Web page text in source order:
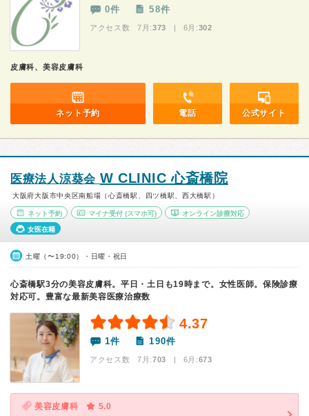
0件 58件
アクセス数 7月:373 | 6月:302
皮膚科、美容皮膚科
ネット予約 電話 公式サイト
医療法人涼葵会 W CLINIC 心斎橋院
大阪府大阪市中央区南船場（心斎橋駅、四ツ橋駅、西大橋駅）
ネット予約 マイナ受付(スマホ可) オンライン診療対応
女医在籍
土曜（〜19:00）・日曜・祝日
心斎橋駅3分の美容皮膚科。平日・土日も19時まで。女性医師。保険診療
対応可。豊富な最新美容医療治療数
4.37
1件 190件
アクセス数 7月:703 | 6月:673
美容皮膚科
5.0